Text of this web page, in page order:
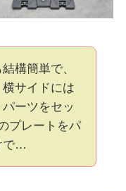
構簡単で、
サイドには
ーツをセッ
プレートをパ
で…